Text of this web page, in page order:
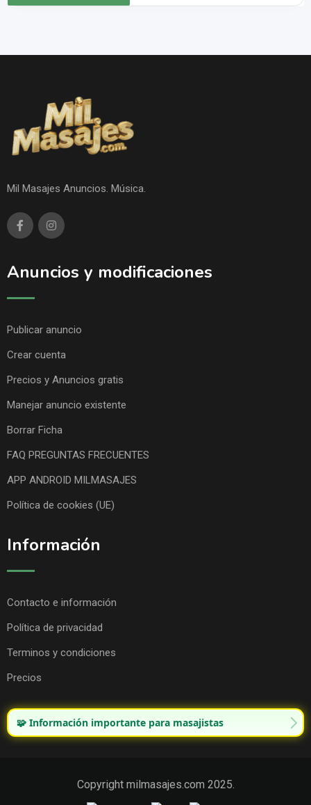
Mil Masajes Anuncios. Música.
Anuncios y modificaciones
Publicar anuncio
Crear cuenta
Precios y Anuncios gratis
Manejar anuncio existente
Borrar Ficha
FAQ PREGUNTAS FRECUENTES
APP ANDROID MILMASAJES
Política de cookies (UE)
Información
Contacto e información
Política de privacidad
Terminos y condiciones
Precios
🧩 Información importante para masajistas
Copyright milmasajes.com 2025.